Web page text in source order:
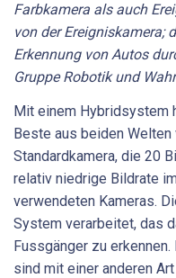
Farbkamera als auch
von der Ereigniskamera;
Erkennung von Autos
Gruppe Robotik und
Mit einem Hybridsystem
Beste aus beiden
Standardkamera, die 20
relativ niedrige Bildrate
verwendeten Kameras.
System verarbeitet, das
Fussgänger zu
sind mit einer anderen